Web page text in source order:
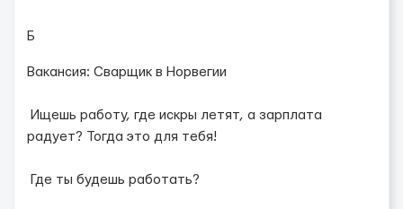
Б
Вакансия: Сварщик в Норвегии
Ищешь работу, где искры летят, а зарплата
радует? Тогда это для тебя!
Где ты будешь работать?